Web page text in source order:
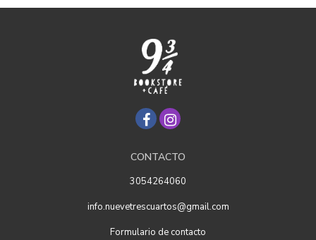
CONTACTO
3054264060
info.nuevetrescuartos@gmail.com
Formulario de contacto